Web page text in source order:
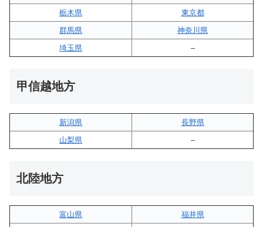
栃木県
東京都
群馬県
神奈川県
埼玉県
–
甲信越地方
新潟県
長野県
山梨県
–
北陸地方
富山県
福井県